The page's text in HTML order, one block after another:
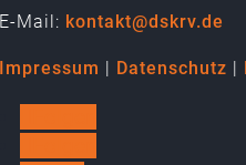
E-Mail: kontakt@dskrv.de
Impressum Datenschutz